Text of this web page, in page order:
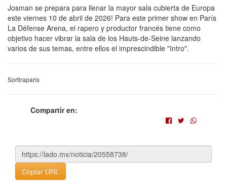
Josman se prepara para llenar la mayor sala cubierta de Europa
este viernes 10 de abril de 2026! Para este primer show en París
La Défense Arena, el rapero y productor francés tiene como
objetivo hacer vibrar la sala de los Hauts-de-Seine lanzando
varios de sus temas, entre ellos el imprescindible "Intro".
Sortiraparis
Compartir en:
Copiar URL